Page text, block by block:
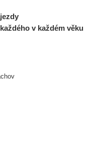
v každém věku